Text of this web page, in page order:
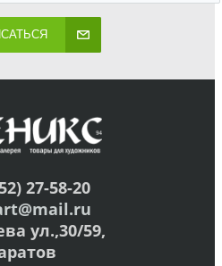
27-58-20
ул.,30/59,